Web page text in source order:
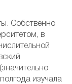
Собственно
в
изучала